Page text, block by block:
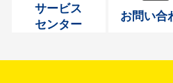
サービス
センター
お問い合